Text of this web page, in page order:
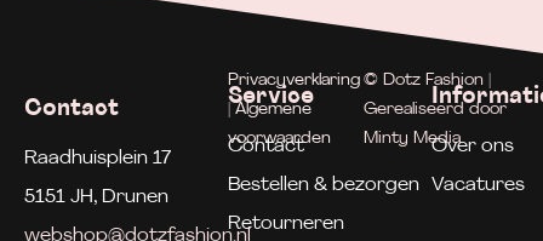
Contact
Raadhuisplein 17
5151 JH, Drunen
webshop@dotzfashion.nl
Service
Contact
Bestellen & bezorgen
Retourneren
Over ons
Vacatures
Privacyverklaring
| Algemene
voorwaarden
© Dotz Fashion |
Gerealiseerd door
Minty Media